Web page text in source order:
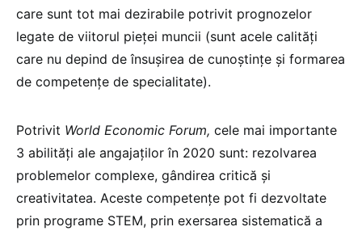
care sunt tot mai dezirabile potrivit prognozelor
legate de viitorul pieței muncii (sunt acele calități
care nu depind de însușirea de cunoștințe și formarea
de competențe de specialitate).
Potrivit World Economic Forum, cele mai importante
3 abilități ale angajaților în 2020 sunt: rezolvarea
problemelor complexe, gândirea critică și
creativitatea. Aceste competențe pot fi dezvoltate
prin programe STEM, prin exersarea sistematică a